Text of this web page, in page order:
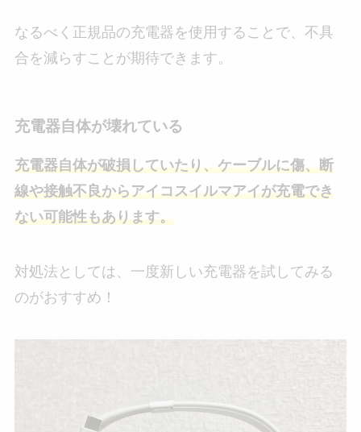
なるべく正規品の充電器を使用することで、不具
合を減らすことが期待できます。
充電器自体が壊れている
充電器自体が破損していたり、ケーブルに傷、断
線や接触不良からアイコスイルマアイが充電でき
ない可能性もあります。
対処法としては、一度新しい充電器を試してみる
のがおすすめ！